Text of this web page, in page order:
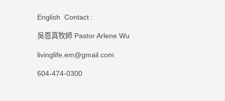
English Contact :
吳恩真牧師 Pastor Arlene Wu
livinglife.em@gmail.com
604-474-0300